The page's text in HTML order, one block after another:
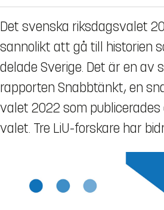
Det svenska riksdagsvalet
sannolikt att gå till historien
delade Sverige. Det är en av
rapporten Snabbtänkt, en
valet 2022 som
valet. Tre LiU-forskare har